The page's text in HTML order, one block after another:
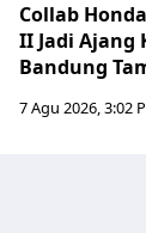
Collab
II Jadi Ajang
Bandung
7 Agu 2026, 3:02